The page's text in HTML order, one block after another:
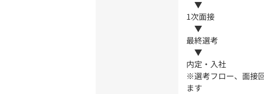
▼
1次面接
▼
最終選考
▼
内定・入社
※選考フロー、面接
ます